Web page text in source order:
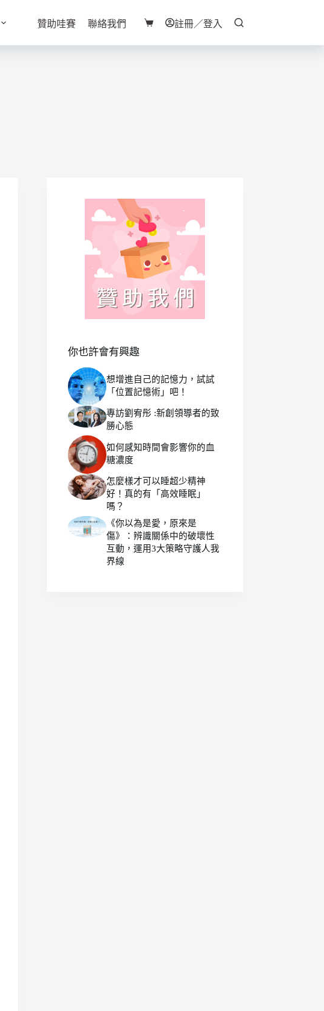
贊助哇賽 聯絡我們
購
物
註冊／登入
你也許會有興趣
想增進自己的記憶力，試試
「位置記憶術」吧！
專訪劉宥彤 :新創領導者的致
勝心態
如何感知時間會影響你的血
糖濃度
怎麼樣才可以睡超少精神
好！真的有「高效睡眠」
嗎？
《你以為是愛，原來是
傷》：辨識關係中的破壞性
互動，運用3大策略守護人我
界線